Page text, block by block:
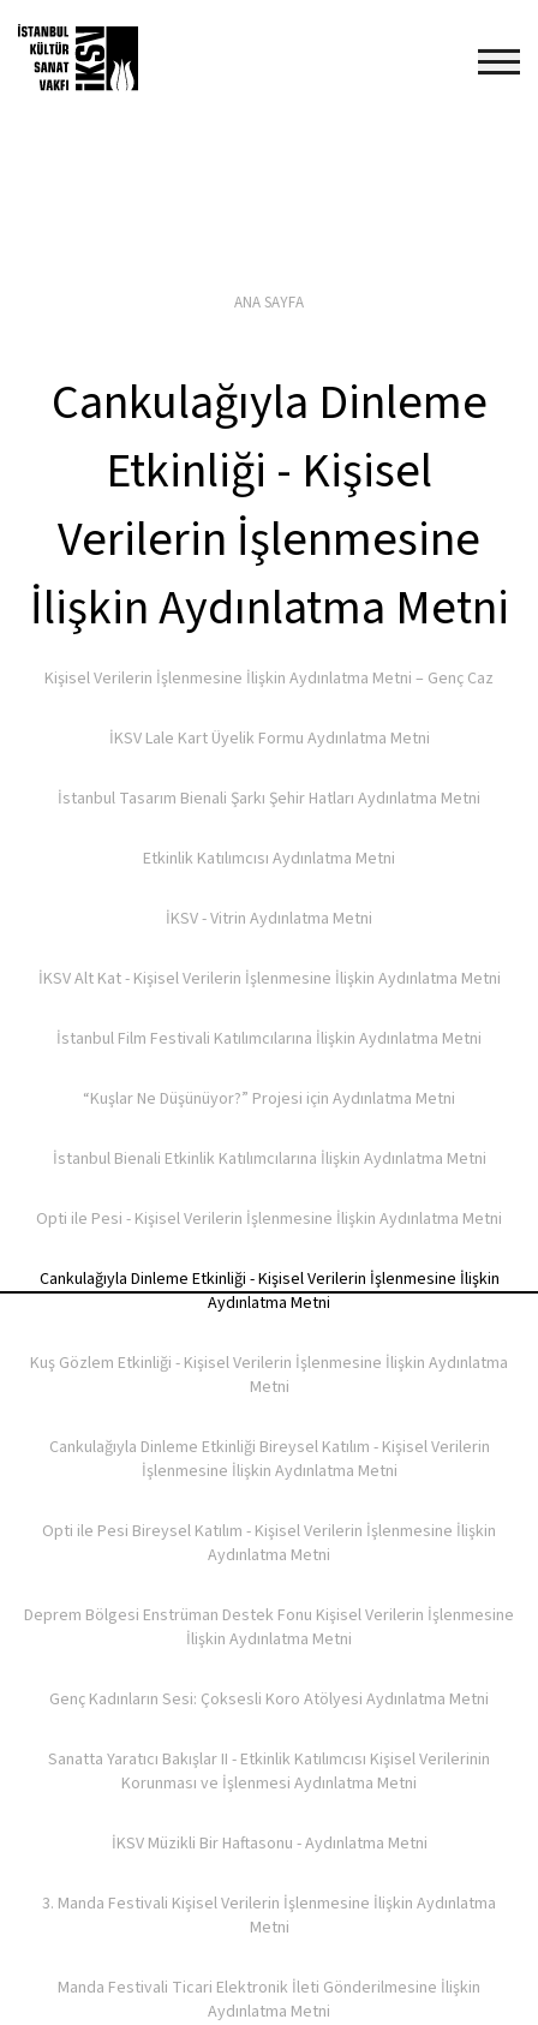
ANA SAYFA
Cankulağıyla Dinleme
Etkinliği - Kişisel
Verilerin İşlenmesine
İlişkin Aydınlatma Metni
Kişisel Verilerin İşlenmesine İlişkin Aydınlatma Metni – Genç Caz
İKSV Lale Kart Üyelik Formu Aydınlatma Metni
İstanbul Tasarım Bienali Şarkı Şehir Hatları Aydınlatma Metni
Etkinlik Katılımcısı Aydınlatma Metni
İKSV - Vitrin Aydınlatma Metni
İKSV Alt Kat - Kişisel Verilerin İşlenmesine İlişkin Aydınlatma Metni
İstanbul Film Festivali Katılımcılarına İlişkin Aydınlatma Metni
“Kuşlar Ne Düşünüyor?” Projesi için Aydınlatma Metni
İstanbul Bienali Etkinlik Katılımcılarına İlişkin Aydınlatma Metni
Opti ile Pesi - Kişisel Verilerin İşlenmesine İlişkin Aydınlatma Metni
Cankulağıyla Dinleme Etkinliği - Kişisel Verilerin İşlenmesine İlişkin
Aydınlatma Metni
Kuş Gözlem Etkinliği - Kişisel Verilerin İşlenmesine İlişkin Aydınlatma
Metni
Cankulağıyla Dinleme Etkinliği Bireysel Katılım - Kişisel Verilerin
İşlenmesine İlişkin Aydınlatma Metni
Opti ile Pesi Bireysel Katılım - Kişisel Verilerin İşlenmesine İlişkin
Aydınlatma Metni
Deprem Bölgesi Enstrüman Destek Fonu Kişisel Verilerin İşlenmesine
İlişkin Aydınlatma Metni
Genç Kadınların Sesi: Çoksesli Koro Atölyesi Aydınlatma Metni
Sanatta Yaratıcı Bakışlar II - Etkinlik Katılımcısı Kişisel Verilerinin
Korunması ve İşlenmesi Aydınlatma Metni
İKSV Müzikli Bir Haftasonu - Aydınlatma Metni
3. Manda Festivali Kişisel Verilerin İşlenmesine İlişkin Aydınlatma
Metni
Manda Festivali Ticari Elektronik İleti Gönderilmesine İlişkin
Aydınlatma Metni